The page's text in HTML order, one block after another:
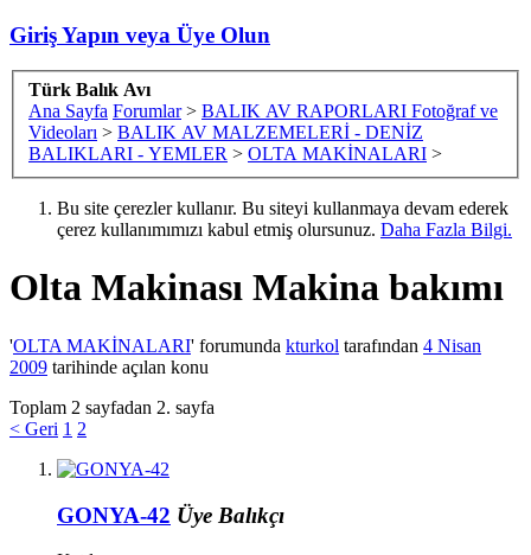
Giriş Yapın veya Üye Olun
Türk Balık Avı
Ana Sayfa Forumlar > BALIK AV RAPORLARI Fotoğraf ve
Videoları > BALIK AV MALZEMELERİ - DENİZ
BALIKLARI - YEMLER > OLTA MAKİNALARI >
Bu site çerezler kullanır. Bu siteyi kullanmaya devam ederek
çerez kullanımımızı kabul etmiş olursunuz. Daha Fazla Bilgi.
Olta Makinası Makina bakımı
'OLTA MAKİNALARI' forumunda kturkol tarafından 4 Nisan
2009 tarihinde açılan konu
Toplam 2 sayfadan 2. sayfa
< Geri 1 2
GONYA-42 Üye Balıkçı